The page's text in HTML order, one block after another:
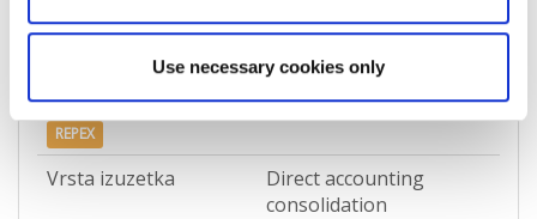
Use necessary cookies only
Pokreni izazov podataka
REPEX
Vrsta izuzetka
Direct accounting
consolidation